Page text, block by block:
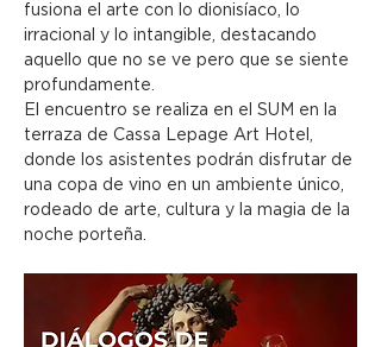
fusiona el arte con lo dionisíaco, lo
irracional y lo intangible, destacando
aquello que no se ve pero que se siente
profundamente.
El encuentro se realiza en el SUM en la
terraza de Cassa Lepage Art Hotel,
donde los asistentes podrán disfrutar de
una copa de vino en un ambiente único,
rodeado de arte, cultura y la magia de la
noche porteña.